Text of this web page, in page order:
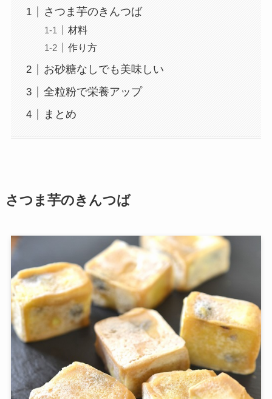
さつま芋のきんつば
材料
作り方
お砂糖なしでも美味しい
全粒粉で栄養アップ
まとめ
さつま芋のきんつば